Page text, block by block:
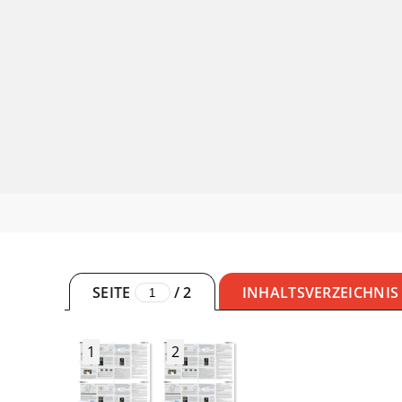
SEITE /2 INHALTSVERZEICHNIS
1 2